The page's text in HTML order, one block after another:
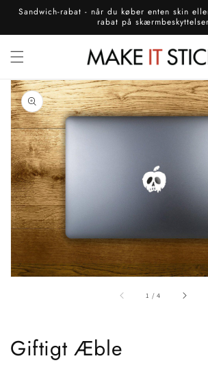
Gå til
Sandwich-rabat - når du køber enten skin
rabat på skærmbeskyttelser
til
Åbn
det
1 /af
4
Giftigt Æble